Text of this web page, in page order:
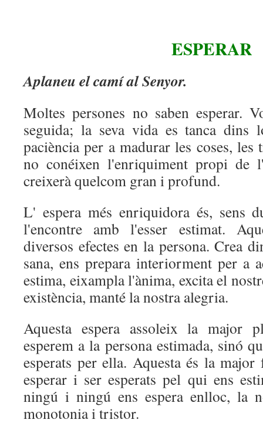
ESPERAR
Aplaneu el camí al Senyor.
Moltes persones no saben esperar.
seguida; la seva vida es tanca dins
paciència per a madurar les coses, les
no conéixen l'enriquiment propi de
creixerà quelcom gran i profund.
L' espera més enriquidora és, sens
l'encontre amb l'esser estimat.
diversos efectes en la persona. Crea
sana, ens prepara interiorment per a
estima, eixampla l'ànima, excita el
existència, manté la nostra alegria.
Aquesta espera assoleix la major
esperem a la persona estimada, sinó
esperats per ella. Aquesta és la
esperar i ser esperats pel qui ens
ningú i ningú ens espera enlloc, la
monotonia i tristor.